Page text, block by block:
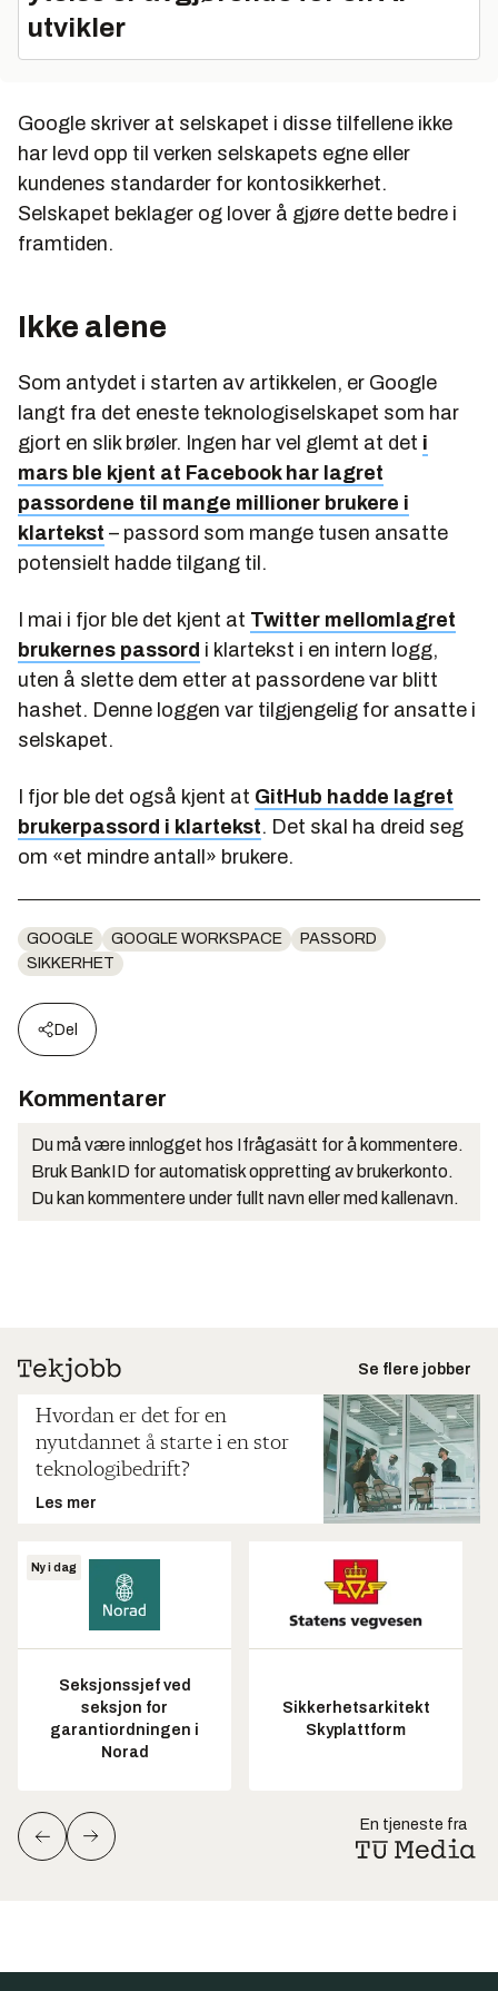
utvikler
Google skriver at selskapet i disse tilfellene ikke
har levd opp til verken selskapets egne eller
kundenes standarder for kontosikkerhet.
Selskapet beklager og lover å gjøre dette bedre i
framtiden.
Ikke alene
Som antydet i starten av artikkelen, er Google
langt fra det eneste teknologiselskapet som har
gjort en slik brøler. Ingen har vel glemt at det i
mars ble kjent at Facebook har lagret
passordene til mange millioner brukere i
klartekst – passord som mange tusen ansatte
potensielt hadde tilgang til.
I mai i fjor ble det kjent at Twitter mellomlagret
brukernes passord i klartekst i en intern logg,
uten å slette dem etter at passordene var blitt
hashet. Denne loggen var tilgjengelig for ansatte i
selskapet.
I fjor ble det også kjent at GitHub hadde lagret
brukerpassord i klartekst. Det skal ha dreid seg
om «et mindre antall» brukere.
GOOGLE GOOGLE WORKSPACE
PASSORD
SIKKERHET
Del
Kommentarer
Du må være innlogget hos Ifrågasätt for å kommentere.
Bruk BankID for automatisk oppretting av brukerkonto.
Du kan kommentere under fullt navn eller med kallenavn.
Se flere jobber
Hvordan er det for en
nyutdannet å starte i en stor
teknologibedrift?
Les mer
Ny i dag
Seksjonssjef ved
seksjon for
garantiordningen i
Norad
Sikkerhetsarkitekt
Skyplattform
En tjeneste fra